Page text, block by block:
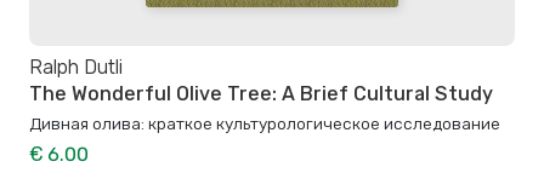
Ralph Dutli
The Wonderful Olive Tree: A Brief Cultural Study
Дивная олива: краткое культурологическое исследование
€ 6.00